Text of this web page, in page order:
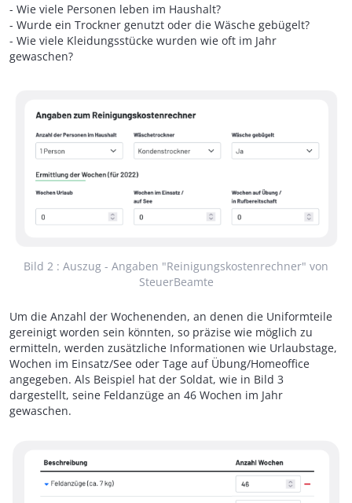
- Wie viele Personen leben im Haushalt?
- Wurde ein Trockner genutzt oder die Wäsche gebügelt?
- Wie viele Kleidungsstücke wurden wie oft im Jahr
gewaschen?
Bild 2 : Auszug - Angaben "Reinigungskostenrechner" von
SteuerBeamte
Um die Anzahl der Wochenenden, an denen die Uniformteile
gereinigt worden sein könnten, so präzise wie möglich zu
ermitteln, werden zusätzliche Informationen wie Urlaubstage,
Wochen im Einsatz/See oder Tage auf Übung/Homeoffice
angegeben. Als Beispiel hat der Soldat, wie in Bild 3
dargestellt, seine Feldanzüge an 46 Wochen im Jahr
gewaschen.